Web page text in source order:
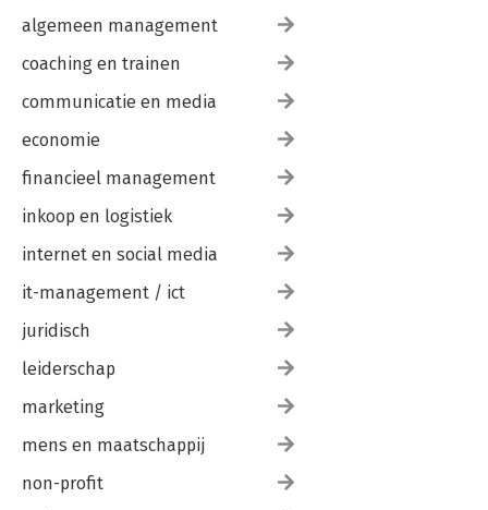
algemeen management
coaching en trainen
communicatie en media
economie
financieel management
inkoop en logistiek
internet en social media
it-management / ict
juridisch
leiderschap
marketing
mens en maatschappij
non-profit